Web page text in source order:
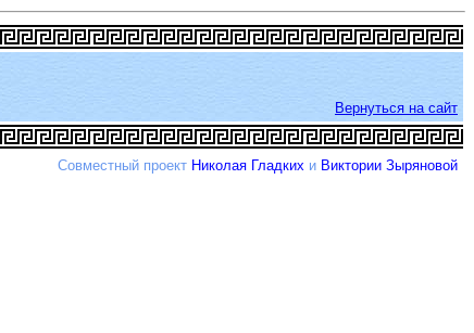
Вернуться на сайт
Совместный проект Николая Гладких и Виктории Зыряновой